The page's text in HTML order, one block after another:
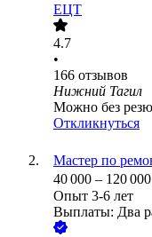
ЕЦТ
4.7
•
166 отзывов
Нижний Тагил
Можно без
Откликнуться
Мастер по
40 000 – 120 000
Опыт 3-6 лет
Выплаты: Два